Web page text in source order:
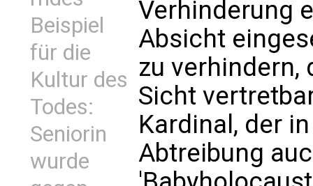
Beispiel
für die
Kultur des
Todes:
Seniorin
wurde
Verhinderung
Absicht
zu verhindern,
Sicht
Kardinal, der
Abtreibung